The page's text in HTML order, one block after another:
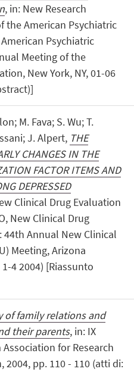
, in: New Research
the American Psychiatric
Psychiatric
Meeting of the
New York, NY, 01-06
M. Fava; S. Wu; T.
J. Alpert, THE
CHANGES IN THE
FACTOR ITEMS AND
DEPRESSED
Clinical Drug Evaluation
New Clinical Drug
Annual New Clinical
Meeting, Arizona
4 2004) [Riassunto
of family relations and
their parents, in: IX
for Research
2004, pp. 110 - 110 (atti di: